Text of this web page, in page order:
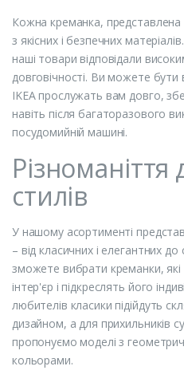
Кожна креманка,
з якісних і безпечних
наші товари відповідали
довговічності. Ви можете бути
IKEA прослужать вам довго,
навіть після багаторазового
посудомийній машині.
Різноманіття
стилів
У нашому асортименті
– від класичних і елегантних до
зможете вибрати креманки,
інтер'єр і підкреслять його
любителів класики підійдуть
дизайном, а для прихильників
пропонуємо моделі з
кольорами.